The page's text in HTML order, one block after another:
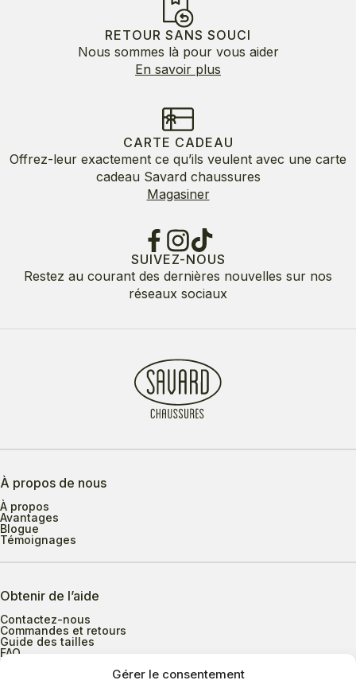
Gérer le consentement
RETOUR SANS SOUCI
Nous sommes là pour vous aider
En savoir plus
CARTE CADEAU
Offrez-leur exactement ce qu’ils veulent avec une carte
cadeau Savard chaussures
Magasiner
SUIVEZ-NOUS
Restez au courant des dernières nouvelles sur nos
réseaux sociaux
À propos de nous
À propos
Avantages
Blogue
Témoignages
Obtenir de l’aide
Contactez-nous
Commandes et retours
Guide des tailles
FAQ